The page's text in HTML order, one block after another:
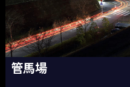
管馬場